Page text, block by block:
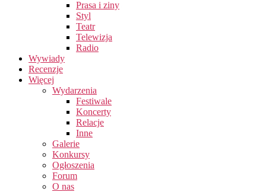
Prasa i ziny
Styl
Teatr
Telewizja
Radio
Wywiady
Recenzje
Więcej
Wydarzenia
Festiwale
Koncerty
Relacje
Inne
Galerie
Konkursy
Ogłoszenia
Forum
O nas